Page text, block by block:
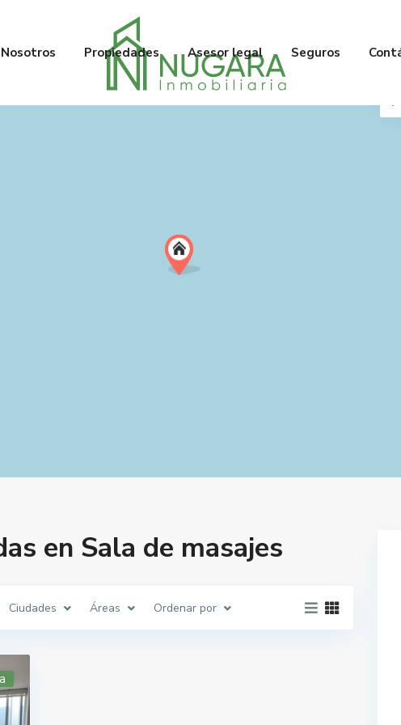
Nosotros Propiedades Asesor legal Seguros
en Sala de masajes
Ciudades Áreas Ordenar por